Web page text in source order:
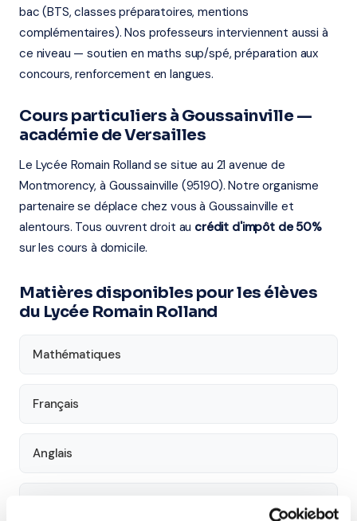
bac (BTS, classes préparatoires, mentions
complémentaires). Nos professeurs interviennent aussi à
ce niveau — soutien en maths sup/spé, préparation aux
concours, renforcement en langues.
Cours particuliers à Goussainville —
académie de Versailles
Le Lycée Romain Rolland se situe au 21 avenue de
Montmorency, à Goussainville (95190). Notre organisme
partenaire se déplace chez vous à Goussainville et
alentours. Tous ouvrent droit au crédit d'impôt de 50%
sur les cours à domicile.
Matières disponibles pour les élèves
du Lycée Romain Rolland
Mathématiques
Français
Anglais